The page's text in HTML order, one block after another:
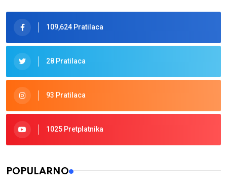
109,624 Pratilaca
28 Pratilaca
93 Pratilaca
1025 Pretplatnika
POPULARNO